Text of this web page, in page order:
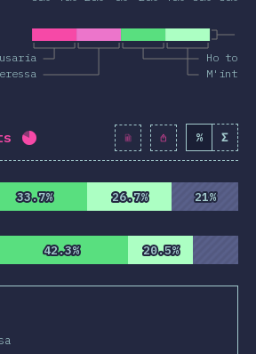
Ho
Percentatge completat: 80.5 %
% Σ
33.7%
33.7% 26.7%
26.7% 21%
21%
42.3%
42.3% 20.5%
20.5%